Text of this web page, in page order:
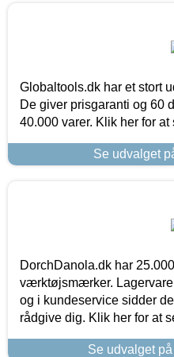
Globaltools.dk har et stort
De giver prisgaranti og 60
40.000 varer. Klik her for at
Se udvalget
DorchDanola.dk har
værktøjsmærker.
og i kundeservice sidder
rådgive dig. Klik her for at
Se udvalget